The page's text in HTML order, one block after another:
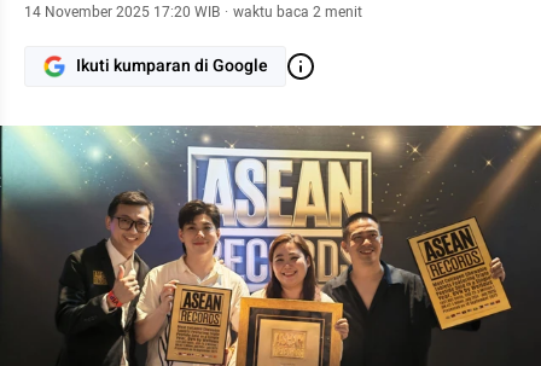
14 November 2025 17:20 WIB · waktu baca 2 menit
Ikuti kumparan di Google